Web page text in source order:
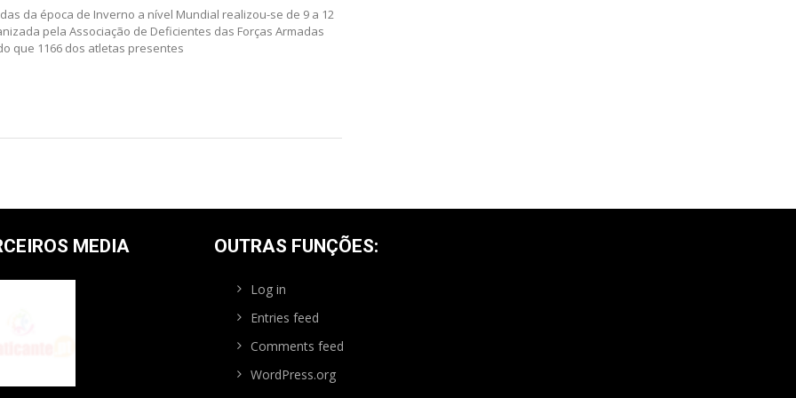
da época de Inverno a nível Mundial realizou-se de 9 a 12
pela Associação de Deficientes das Forças Armadas
que 1166 dos atletas presentes
MEDIA OUTRAS FUNÇÕES:
Log in
Entries feed
Comments feed
WordPress.org